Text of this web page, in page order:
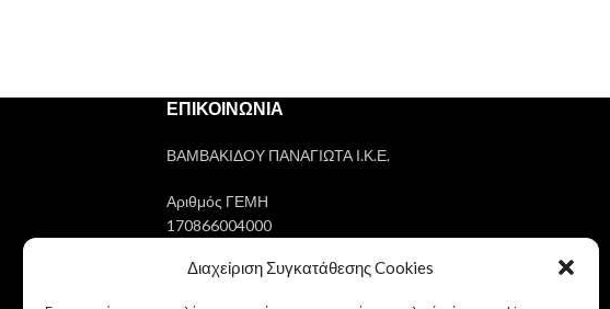
Διαχείριση Συγκατάθεσης Cookies
ΕΠΙΚΟΙΝΩΝΙΑ
ΒΑΜΒΑΚΙΔΟΥ ΠΑΝΑΓΙΩΤΑ Ι.Κ.Ε.
Αριθμός ΓΕΜΗ
170866004000
ΑΦΜ